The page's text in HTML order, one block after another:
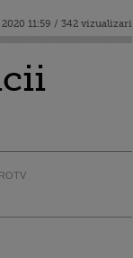
11:59 / 342 vizualizari